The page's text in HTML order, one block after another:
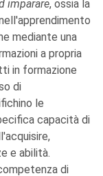
imparare, ossia la
mediante una
a propria
in formazione
di
le
capacità di
e abilità.
di